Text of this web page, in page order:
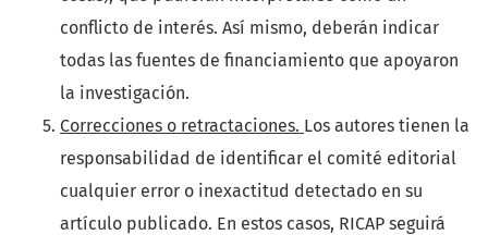
conflicto de interés. Así mismo, deberán indicar
todas las fuentes de financiamiento que apoyaron
la investigación.
Correcciones o retractaciones. Los autores tienen la
responsabilidad de identificar el comité editorial
cualquier error o inexactitud detectado en su
artículo publicado. En estos casos, RICAP seguirá